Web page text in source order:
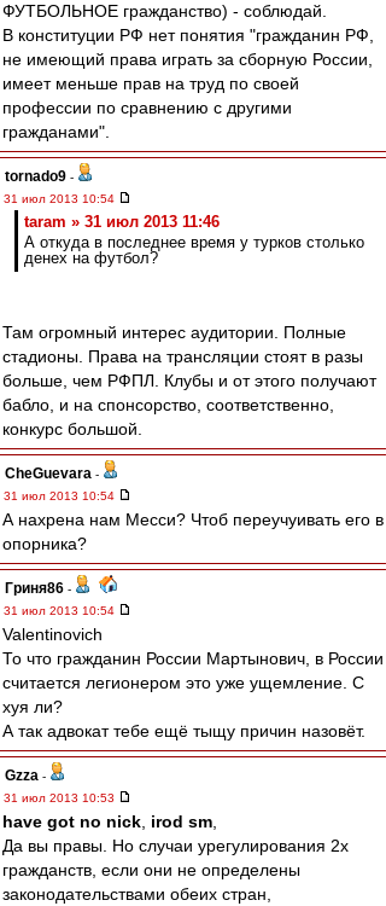
ФУТБОЛЬНОЕ гражданство) - соблюдай.
В конституции РФ нет понятия "гражданин РФ,
не имеющий права играть за сборную России,
имеет меньше прав на труд по своей
профессии по сравнению с другими
гражданами".
tornado9 -
31 июл 2013 10:54
taram » 31 июл 2013 11:46
А откуда в последнее время у турков столько
денех на футбол?
Там огромный интерес аудитории. Полные
стадионы. Права на трансляции стоят в разы
больше, чем РФПЛ. Клубы и от этого получают
бабло, и на спонсорство, соответственно,
конкурс большой.
CheGuevara -
31 июл 2013 10:54
А нахрена нам Месси? Чтоб переучуивать его в
опорника?
Гриня86 -
31 июл 2013 10:54
Valentinovich
То что гражданин России Мартынович, в России
считается легионером это уже ущемление. С
хуя ли?
А так адвокат тебе ещё тыщу причин назовёт.
Gzza -
31 июл 2013 10:53
have got no nick irod sm
Да вы правы. Но случаи урегулирования 2х
гражданств, если они не определены
законодательствами обеих стран,